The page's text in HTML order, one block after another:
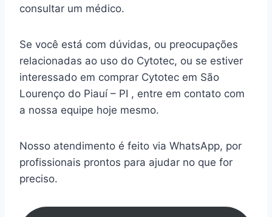
consultar um médico.
Se você está com dúvidas, ou preocupações
relacionadas ao uso do Cytotec, ou se estiver
interessado em comprar Cytotec em São
Lourenço do Piauí – PI , entre em contato com
a nossa equipe hoje mesmo.
Nosso atendimento é feito via WhatsApp, por
profissionais prontos para ajudar no que for
preciso.